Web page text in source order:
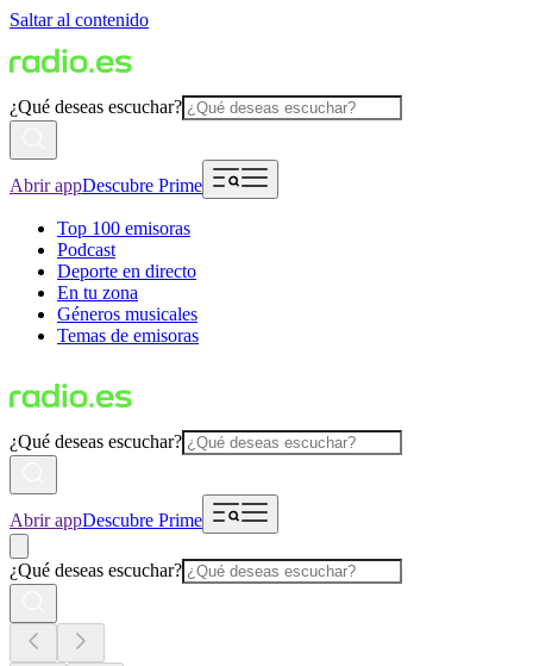
Saltar al contenido
¿Qué deseas escuchar?
Abrir appDescubre Prime
Top 100 emisoras
Podcast
Deporte en directo
En tu zona
Géneros musicales
Temas de emisoras
¿Qué deseas escuchar?
Abrir appDescubre Prime
¿Qué deseas escuchar?